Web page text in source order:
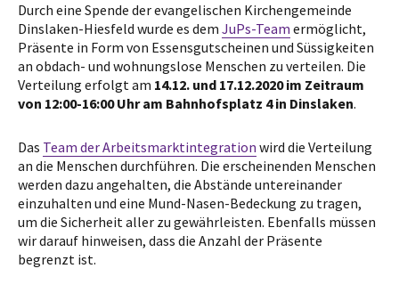
Durch eine Spende der evangelischen Kirchengemeinde
Dinslaken-Hiesfeld wurde es dem JuPs-Team ermöglicht,
Präsente in Form von Essensgutscheinen und Süssigkeiten
an obdach- und wohnungslose Menschen zu verteilen. Die
Verteilung erfolgt am 14.12. und 17.12.2020 im Zeitraum
von 12:00-16:00 Uhr am Bahnhofsplatz 4 in Dinslaken.
Das Team der Arbeitsmarktintegration wird die Verteilung
an die Menschen durchführen. Die erscheinenden Menschen
werden dazu angehalten, die Abstände untereinander
einzuhalten und eine Mund-Nasen-Bedeckung zu tragen,
um die Sicherheit aller zu gewährleisten. Ebenfalls müssen
wir darauf hinweisen, dass die Anzahl der Präsente
begrenzt ist.